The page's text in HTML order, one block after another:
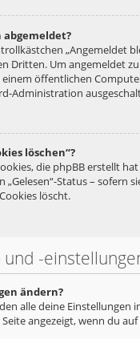
„Angemeldet
Dritten. Um angemeldet
öffentlichen
Administration
löschen“?
die phpBB erstellt
„Gelesen“-Status –
löscht.
-
ändern?
alle deine Einstellungen
angezeigt, wenn du